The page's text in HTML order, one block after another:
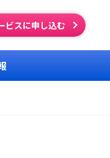
ビスに申し込む